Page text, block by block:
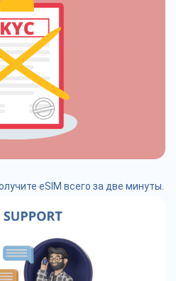
eSIM всего за две минуты.